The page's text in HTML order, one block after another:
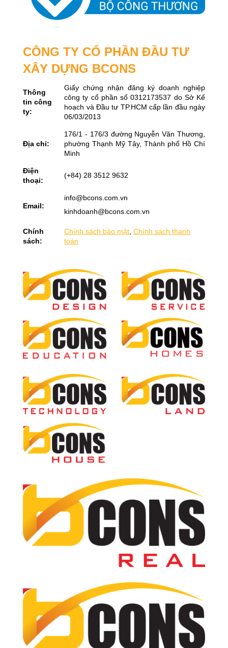
CÔNG TY CỔ PHẦN ĐẦU TƯ
XÂY DỰNG BCONS
Thông
tin công
ty:
Giấy chứng nhận đăng ký doanh nghiệp
công ty cổ phần số 0312173537 do Sở Kế
hoạch và Đầu tư TP.HCM cấp lần đầu ngày
06/03/2013
Địa chỉ:
176/1 - 176/3 đường Nguyễn Văn Thương,
phường Thạnh Mỹ Tây, Thành phố Hồ Chí
Minh
Điện
thoại:
(+84) 28 3512 9632
Email:
info@bcons.com.vn
kinhdoanh@bcons.com.vn
Chính
sách:
Chính sách bảo mật Chính sách thanh
toán